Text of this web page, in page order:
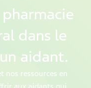
pharmacie
dans le
aidant.
nos ressources en